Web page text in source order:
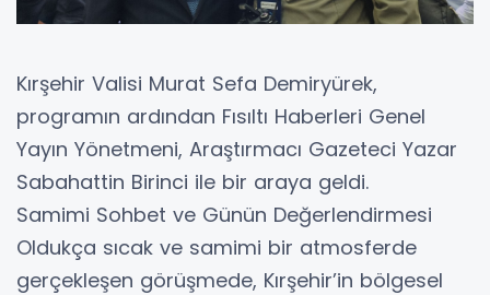
Kırşehir Valisi Murat Sefa Demiryürek,
programın ardından Fısıltı Haberleri Genel
Yayın Yönetmeni, Araştırmacı Gazeteci Yazar
Sabahattin Birinci ile bir araya geldi.
​Samimi Sohbet ve Günün Değerlendirmesi
​Oldukça sıcak ve samimi bir atmosferde
gerçekleşen görüşmede, Kırşehir’in bölgesel